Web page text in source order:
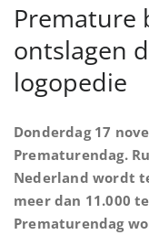
Premature
ontslagen
logopedie
Donderdag 17
Prematurendag.
Nederland wordt
meer dan 11.000
Prematurendag